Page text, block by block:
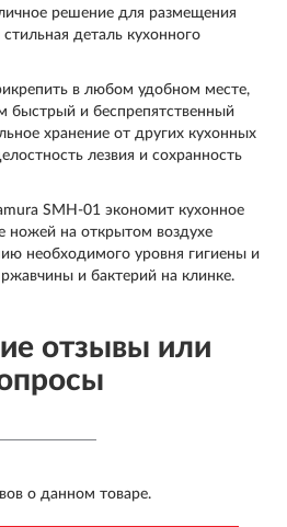
решение для размещения
деталь кухонного
в любом удобном месте,
быстрый и беспрепятственный
хранение от других кухонных
лезвия и сохранность
SMH-01 экономит кухонное
ножей на открытом воздухе
необходимого уровня гигиены и
и бактерий на клинке.
отзывы или
о данном товаре.